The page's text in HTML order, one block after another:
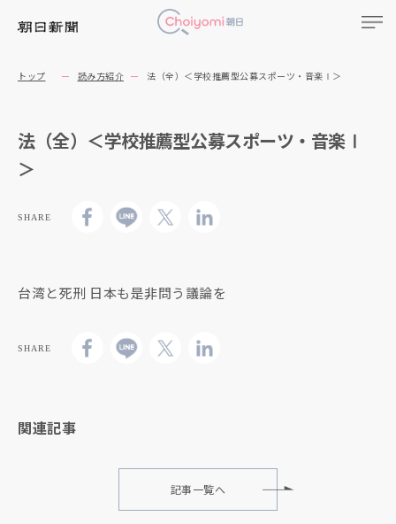
トップ 読み方紹介 法（全）＜学校推薦型公募スポーツ・音楽Ⅰ＞
法（全）＜学校推薦型公募スポーツ・音楽Ⅰ
＞
SHARE
台湾と死刑 日本も是非問う議論を
SHARE
関連記事
記事一覧へ